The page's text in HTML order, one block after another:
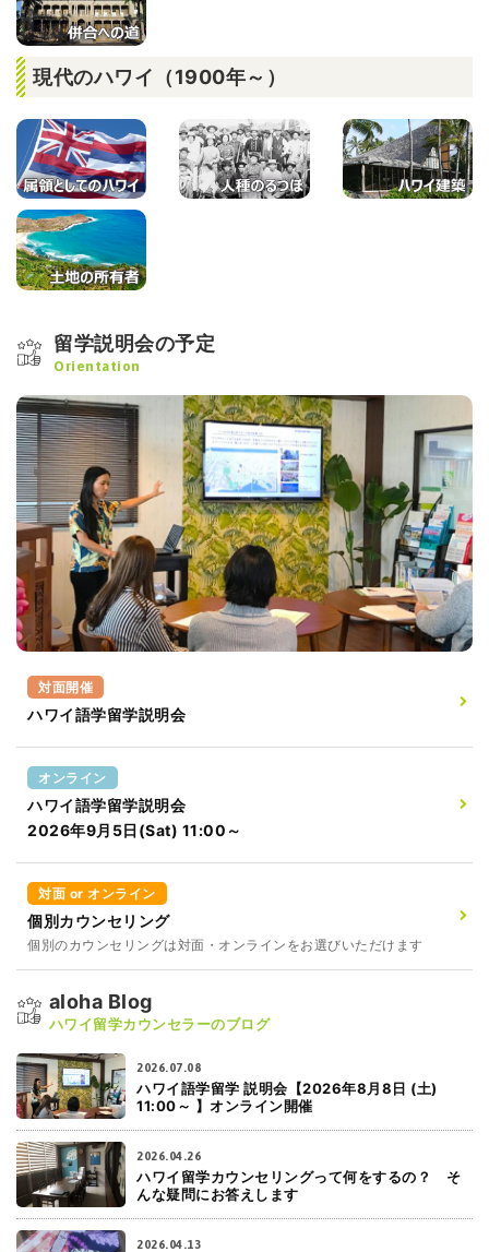
現代のハワイ（1900年～）
留学説明会の予定
Orientation
対面開催
ハワイ語学留学説明会
オンライン
ハワイ語学留学説明会
2026年9月5日(Sat) 11:00～
対面 or オンライン
個別カウンセリング
個別のカウンセリングは対面・オンラインをお選びいただけます
aloha Blog
ハワイ留学カウンセラーのブログ
2026.07.08
ハワイ語学留学 説明会【2026年8月8日 (土)
11:00～ 】オンライン開催
2026.04.26
ハワイ留学カウンセリングって何をするの？ そ
んな疑問にお答えします
2026.04.13